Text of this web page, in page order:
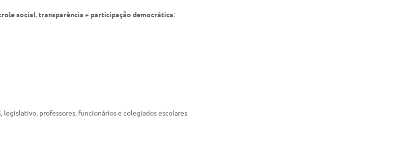
social, transparência e participação democrática:
professores, funcionários e colegiados escolares